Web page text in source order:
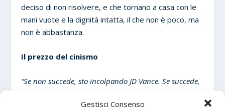
Gestisci Consenso
deciso di non risolvere, e che tornano a casa con le
mani vuote e la dignità intatta, il che non è poco, ma
non è abbastanza.
Il prezzo del cinismo
“Se non succede, sto incolpando JD Vance. Se succede,
ridendo, a un pranzo di Pasqua, prima della partenza